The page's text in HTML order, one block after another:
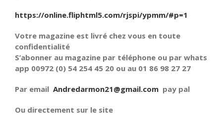
https://online.fliphtml5.com/rjspi/ypmm/#p=1
Votre magazine est livré chez vous en toute
confidentialité
S’abonner au magazine par téléphone ou par whats
app 00972 (0) 54 254 45 20 ou au 01 86 98 27 27
Par email Andredarmon21@gmail.com pay pal
Ou directement sur le site